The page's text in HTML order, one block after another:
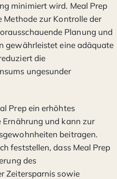
minimiert wird. Meal Prep
Methode zur Kontrolle der
Planung und
gewährleistet eine adäquate
die
ungesunder
Prep ein erhöhtes
Ernährung und kann zur
beitragen.
feststellen, dass Meal Prep
des
Zeitersparnis sowie